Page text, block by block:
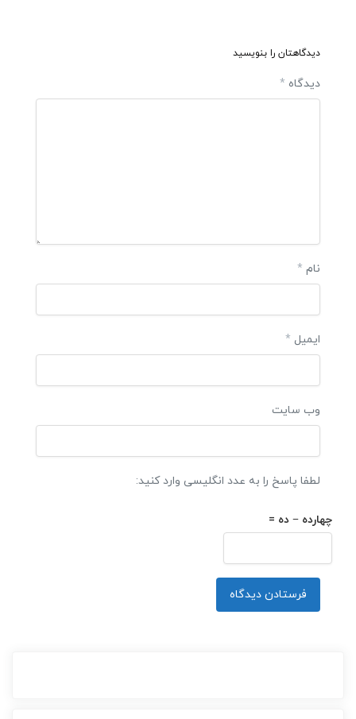
دیدگاهتان را بنویسید
دیدگاه *
نام *
ایمیل *
وب‌ سایت
لطفا پاسخ را به عدد انگلیسی وارد کنید:
چهارده − ده =